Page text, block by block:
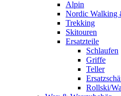
Alpin
Nordic Walking
Trekking
Skitouren
Ersatzteile
Schlaufen
Griffe
Teller
Rollski/